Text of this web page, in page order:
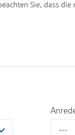
Sie, dass die
---